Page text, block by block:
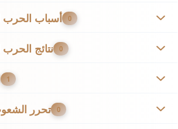
أسباب الحرب 0
نتائج الحرب 0
1
تحرر 0